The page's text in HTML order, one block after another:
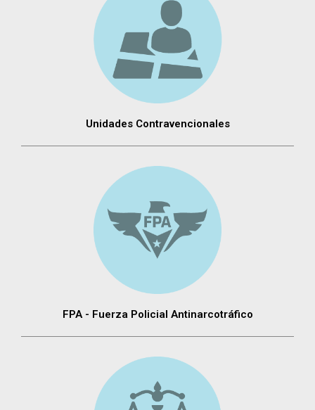
Unidades Contravencionales
FPA - Fuerza Policial Antinarcotráfico